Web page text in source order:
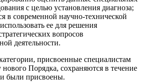
с целью установления диагноза;
в современной научно-технической
ее для решения
вопросов
деятельности.
присвоенные специалистам
нового Порядка, сохраняются в течение
были присвоены.